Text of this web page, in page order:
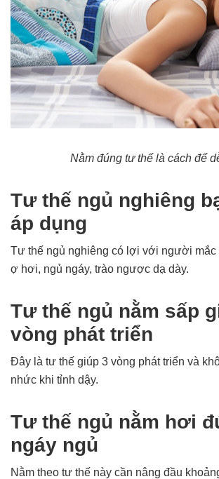
Nằm đúng tư thế là cách để
Tư thế ngủ nghiêng
áp dụng
Tư thế ngủ nghiêng có lợi với người mắc
ợ hơi, ngủ ngáy, trào ngược dạ dày.
Tư thế ngủ nằm sấp
vòng phát triển
Đây là tư thế giúp 3 vòng phát triển và
nhức khi tỉnh dậy.
Tư thế ngủ nằm hơi
ngáy ngủ
Nằm theo tư thế này cần nâng đầu